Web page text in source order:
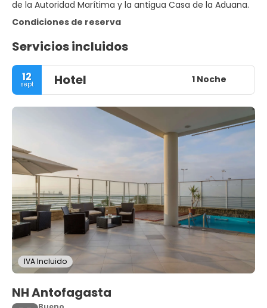
Condiciones de reserva
Servicios incluidos
12
sept Hotel 1 Noche
IVA Incluido
NH Antofagasta